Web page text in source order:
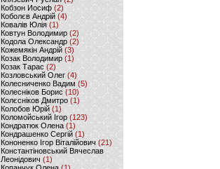
Кобзон Иосиф(2)
Коболєв Андрій (4)
Ковалів Юлія(1)
Ковтун Володимир (2)
Кодола Олександр (2)
Кожемякін Андрій (3)
Козак Володимир (1)
Козак Тарас (2)
Козловський Олег(4)
Колесниченко Вадим (5)
Колесніков Борис (10)
Колєсніков Дмитро (1)
Колобов Юрій (1)
Коломойський Ігор (123)
Кондратюк Олена(1)
Кондрашенко Сергій (1)
Кононенко Ігор Віталійович (21)
Константіновський Вячеслав
Леонідович (1)